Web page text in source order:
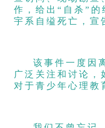
作，给出“自杀”的
宇系自缢死亡，宣
该事件一度因
广泛关注和讨论，
对于青少年心理教